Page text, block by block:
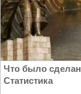
Что было
Статистика